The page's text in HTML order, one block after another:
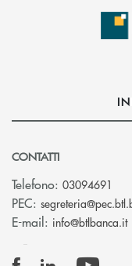
CONTATTI
Telefono: 03094691
PEC:
E-mail: info@btlbanca.it